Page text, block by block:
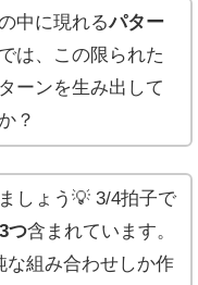
中に現れるパター
は、この限られた
ーンを生み出して
？
しょう💡 3/4拍子で
つ含まれています。
な組み合わせしか作